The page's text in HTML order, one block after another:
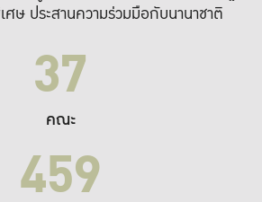
ศษ ประสานความร่วมมือกับนานาชาติ
37
คณะ
459